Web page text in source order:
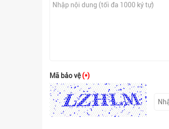
Mã bảo vệ(*)